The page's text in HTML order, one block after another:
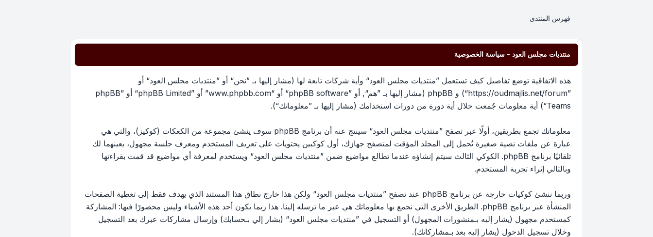
فهرس المنتدى
منتديات مجلس العود - سياسة الخصوصية
هذه الاتفاقية توضع تفاصيل كيف تستعمل ”منتديات مجلس العود“ وأية شركات تابعة لها (مشار إليها بـ ”نحن“ أو ”منتديات مجلس العود“ أو
”https://oudmajlis.net/forum“) و phpBB (مشار إليها بـ ”هم“, أو ”phpBB software“ أو “www.phpbb.com” أو ”phpBB Limited“ أو ”phpBB
Teams“) أية معلومات جُمعت خلال أية دورة من دورات استخدامك (مشار إليها بـ ”معلوماتك“).
معلوماتك تجمع بطريقين، أولًا عبر تصفح ”منتديات مجلس العود“ سينتج عنه أن برنامج phpBB سوف ينشئ مجموعة من الكعكات (كوكيز)، والتي هي
عبارة عن ملفات نصية صغيرة تُحمل إلى المجلد المؤقت لمتصفح جهازك، أول كوكيين يحتويات على تعريف المستخدم ومعرف جلسة مجهول، يعينهما لك
تلقائيًا برنامج phpBB. الكوكي الثالث سيتم إنشاؤه عندما تطالع مواضيع ضمن ”منتديات مجلس العود“ ويستخدم لمعرفة أي مواضيع قد قمت بقراءتها
وبالتالي إثراء تجربة المستخدم.
وربما ننشئ كوكيات خارجة عن برنامج phpBB عند تصفح ”منتديات مجلس العود“ ولكن هذا خارج نطاق هذا المستند الذي يهدف فقط إلى تغطية الصفحات
المنشأة عبر برنامج phpBB. الطريق الأخرى التي نجمع بها معلوماتك هي عبر ما ترسله إلينا. هذا ربما يكون أحد هذه الأشياء وليس محصورًا فيها: المشاركة
كمستحدم مجهول (يشار إليه بـمنشورات المجهول) أو التسجيل في ”منتديات مجلس العود“ (يشار إلي بـحسابك) وإرسال مشاركات عبرك بعد التسجيل
وخلال تسجيل الدخول (يشار إليه بعد بـمشاركاتك).